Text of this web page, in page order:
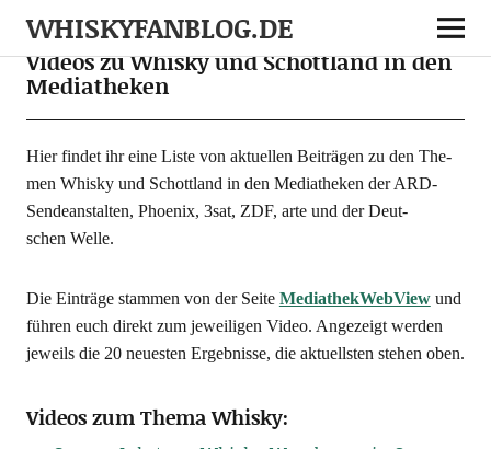
WHISKYFANBLOG.DE
Videos zu Whisky und Schottland in den
Mediatheken
Hier fin­det ihr eine Lis­te von aktu­el­len Bei­trä­gen zu den The­
men Whis­ky und Schott­land in den Media­the­ken der ARD-
Sen­de­an­stal­ten, Phoe­nix, 3sat, ZDF, arte und der Deut­
schen Welle.
Die Ein­trä­ge stam­men von der Sei­te Media­the­kWeb­Viewund
füh­ren euch direkt zum jewei­li­gen Video. Ange­zeigt wer­den
jeweils die 20 neu­es­ten Ergeb­nis­se, die aktu­ells­ten ste­hen oben.
Videos zum Thema Whisky: